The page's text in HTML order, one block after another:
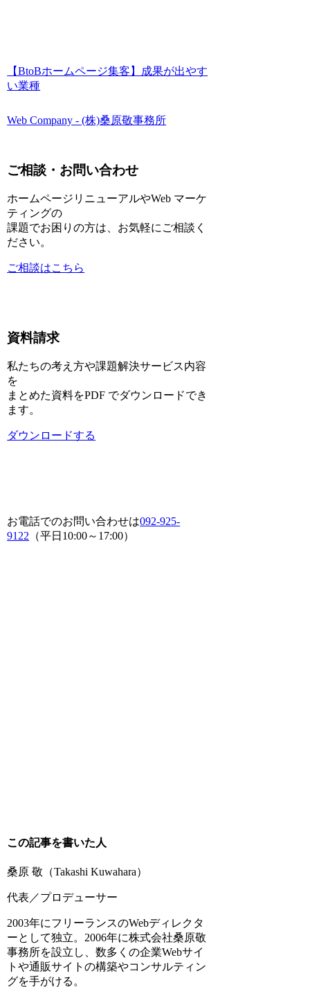
【BtoBホームページ集客】成果が出やす
い業種
Web Company - (株)桑原敬事務所
ご相談・お問い合わせ
ホームページリニューアルやWeb マーケ
ティングの
課題でお困りの方は、お気軽にご相談く
ださい。
ご相談はこちら
資料請求
私たちの考え方や課題解決サービス内容
を
まとめた資料をPDF でダウンロードでき
ます。
ダウンロードする
お電話でのお問い合わせは092-925-
9122 （平日10:00～17:00）
この記事を書いた人
桑原 敬 （Takashi Kuwahara）
代表／プロデューサー
2003年にフリーランスのWebディレクタ
ーとして独立。2006年に株式会社桑原敬
事務所を設立し、数多くの企業Webサイ
トや通販サイトの構築やコンサルティン
グを手がける。